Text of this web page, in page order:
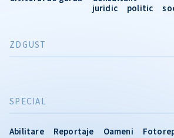
SPECIAL
Abilitare Reportaje Oameni
juridic
politic
ZDGUST